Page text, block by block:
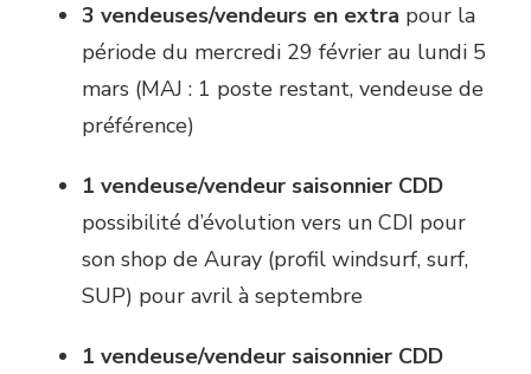
3 vendeuses/vendeurs en extra pour la
période du mercredi 29 février au lundi 5
mars (MAJ : 1 poste restant, vendeuse de
préférence)
1 vendeuse/vendeur saisonnier CDD
possibilité d’évolution vers un CDI pour
son shop de Auray (profil windsurf, surf,
SUP) pour avril à septembre
1 vendeuse/vendeur saisonnier CDD